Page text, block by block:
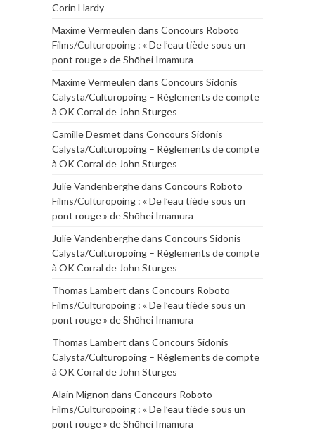
Corin Hardy
Maxime Vermeulen dans Concours Roboto
Films/Culturopoing : « De l’eau tiède sous un
pont rouge » de Shōhei Imamura
Maxime Vermeulen dans Concours Sidonis
Calysta/Culturopoing – Règlements de compte
à OK Corral de John Sturges
Camille Desmet dans Concours Sidonis
Calysta/Culturopoing – Règlements de compte
à OK Corral de John Sturges
Julie Vandenberghedans Concours Roboto
Films/Culturopoing : « De l’eau tiède sous un
pont rouge » de Shōhei Imamura
Julie Vandenberghedans Concours Sidonis
Calysta/Culturopoing – Règlements de compte
à OK Corral de John Sturges
Thomas Lambert dans Concours Roboto
Films/Culturopoing : « De l’eau tiède sous un
pont rouge » de Shōhei Imamura
Thomas Lambert dans Concours Sidonis
Calysta/Culturopoing – Règlements de compte
à OK Corral de John Sturges
Alain Mignon dans Concours Roboto
Films/Culturopoing : « De l’eau tiède sous un
pont rouge » de Shōhei Imamura